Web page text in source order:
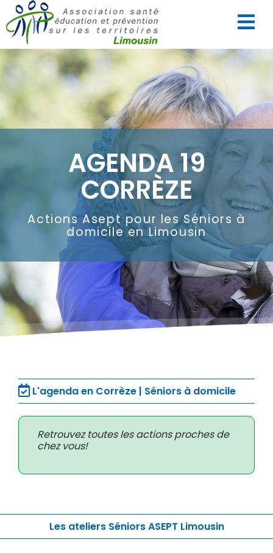
AGENDA 19
CORRÈZE
Actions Asept pour les Séniors à
domicile en Limousin
L'agenda en Corrèze | Séniors à domicile
Retrouvez toutes les actions proches de
chez vous!
Les ateliers Séniors ASEPT Limousin